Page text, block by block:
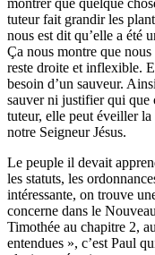
montrer que quelque
tuteur fait grandir les
nous est dit qu’elle a été
Ça nous montre que
reste droite et inflexible.
besoin d’un sauveur.
sauver ni justifier qui que
tuteur, elle peut éveiller la
notre Seigneur Jésus.
Le peuple il devait
les statuts, les
intéressante, on trouve
concerne dans le
Timothée au chapitre 2,
entendues », c’est Paul